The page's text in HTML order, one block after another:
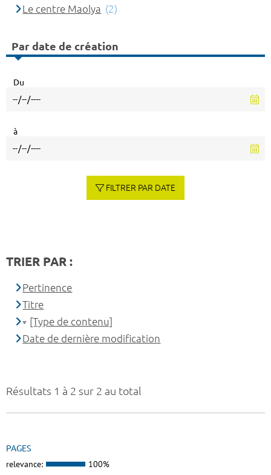
Résultats 1 à 2 sur 2 au total
PAGES
relevance: 100%
Le centre Maolya (2)
Par date de création
Du
à
FILTRER PAR DATE
TRIER PAR :
Pertinence
Titre
[Type de contenu]
Date de dernière modification